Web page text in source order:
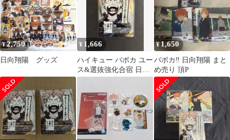
¥2,750
日向翔陽 グッズ
¥ 1,666
ハイキュー バボカ ユー
ス&選抜強化合宿 日向
翔陽 頂P 1枚
¥1,650
バボカ‼︎ 日向翔陽 まと
め売り 頂P